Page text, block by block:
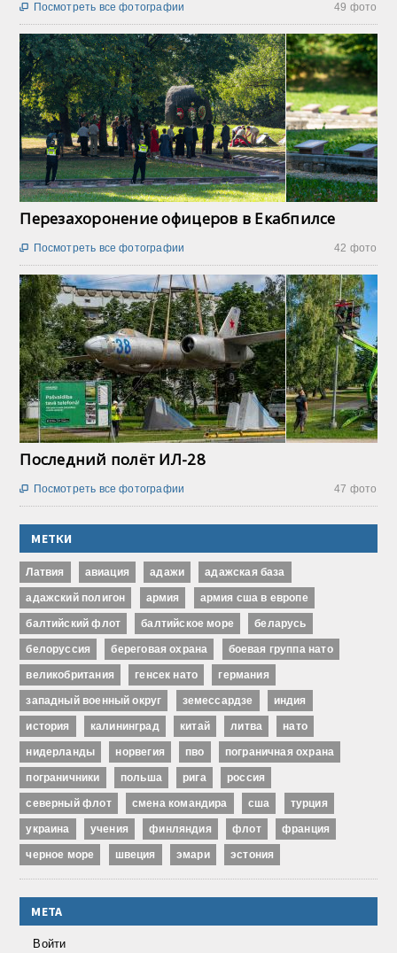
49 фото
 Посмотреть все фотографии
Перезахоронение офицеров в Екабпилсе
42 фото
 Посмотреть все фотографии
Последний полёт ИЛ-28
47 фото
 Посмотреть все фотографии
МЕТКИ
Латвия авиация адажи адажская база
адажский полигон армия армия сша в европе
балтийский флот балтийское море беларусь
белоруссия береговая охрана боевая группа нато
великобритания генсек нато германия
западный военный округ земессардзе индия
история калининград китай литва нато
нидерланды норвегия пво пограничная охрана
пограничники польша рига россия
северный флот смена командира сша турция
украина учения финляндия флот франция
черное море швеция эмари эстония
МЕТА
Войти